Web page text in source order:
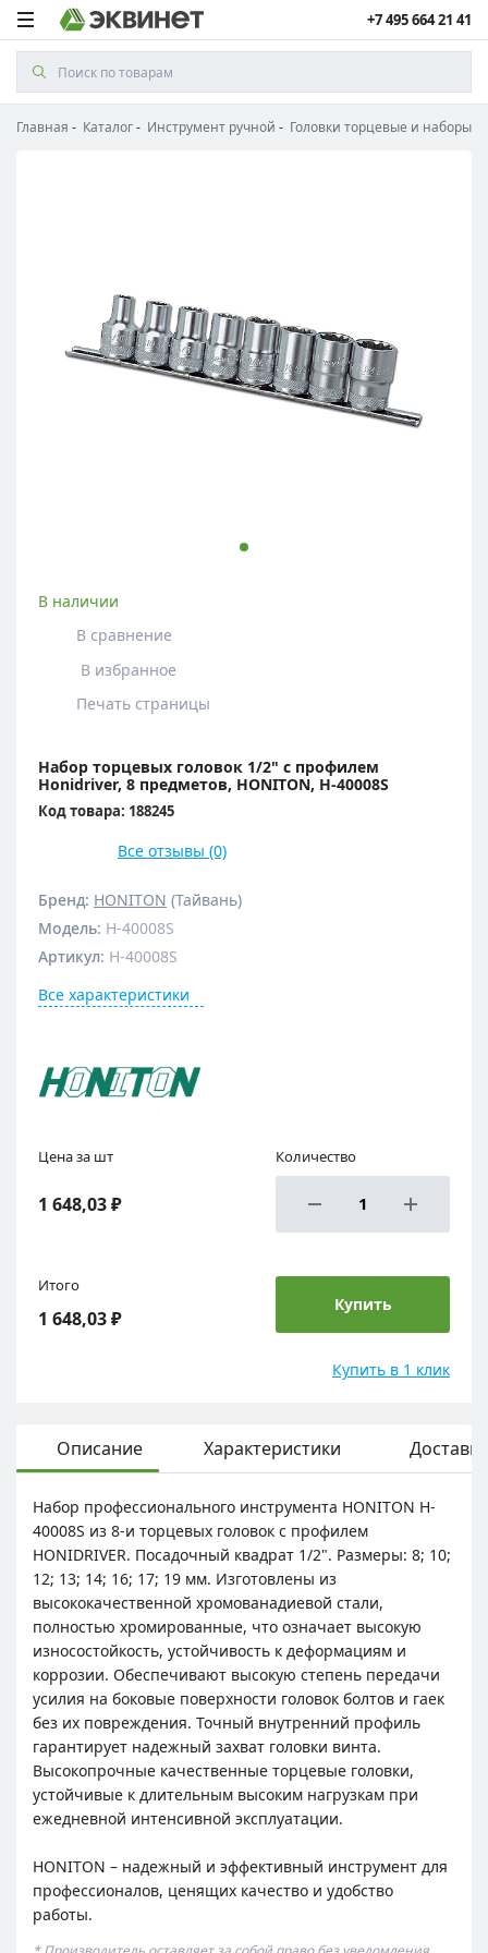
+7 495 664 21 41
Главная Каталог Инструмент ручной Головки торцевые и наборы
В наличии
В сравнение
В избранное
Печать страницы
Набор торцевых головок 1/2" с профилем
Honidriver, 8 предметов, HONITON, H-40008S
Код товара: 188245
Все отзывы (0)
Бренд: HONITON (Тайвань)
Модель: H-40008S
Артикул: H-40008S
Все характеристики
Цена за шт
1 648,03 ₽
Количество
Итого
1 648,03 ₽
Купить
Купить в 1 клик
Описание Характеристики Доставка
Набор профессионального инструмента HONITON H-
40008S из 8-и торцевых головок с профилем
HONIDRIVER. Посадочный квадрат 1/2". Размеры: 8; 10;
12; 13; 14; 16; 17; 19 мм. Изготовлены из
высококачественной хромованадиевой стали,
полностью хромированные, что означает высокую
износостойкость, устойчивость к деформациям и
коррозии. Обеспечивают высокую степень передачи
усилия на боковые поверхности головок болтов и гаек
без их повреждения. Точный внутренний профиль
гарантирует надежный захват головки винта.
Высокопрочные качественные торцевые головки,
устойчивые к длительным высоким нагрузкам при
ежедневной интенсивной эксплуатации.
HONITON – надежный и эффективный инструмент для
профессионалов, ценящих качество и удобство
работы.